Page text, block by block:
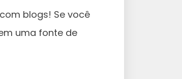
blogs! Se você
uma fonte de